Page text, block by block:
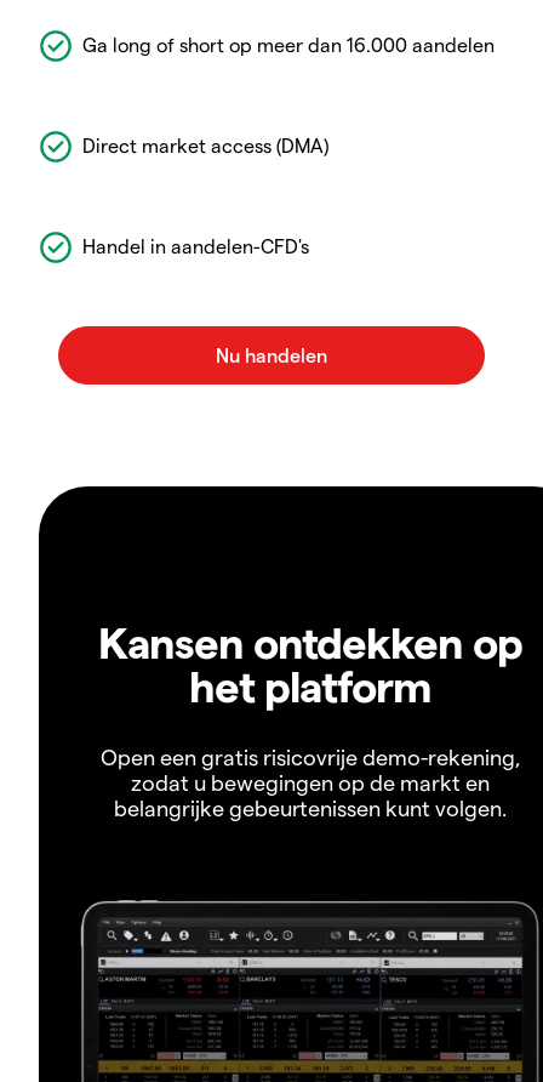
Ga long of short op meer dan 16.000 aandelen
Direct market access (DMA)
Handel in aandelen-CFD's
Kansen ontdekken op
het platform
Open een gratis risicovrije demo-rekening,
zodat u bewegingen op de markt en
belangrijke gebeurtenissen kunt volgen.